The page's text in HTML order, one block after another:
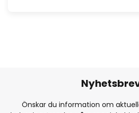
Önskar du information om